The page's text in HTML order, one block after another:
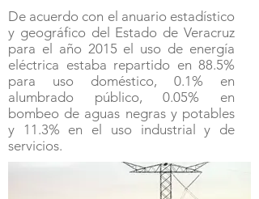
De acuerdo con el anuario estadístico
y geográfico del Estado de Veracruz
para el año 2015 el uso de energía
eléctrica estaba repartido en 88.5%
para uso doméstico, 0.1% en
alumbrado público, 0.05% en
bombeo de aguas negras y potables
y 11.3% en el uso industrial y de
servicios.